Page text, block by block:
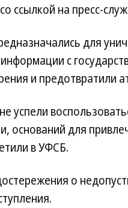
ссылкой на пресс-
для
с
и предотвратили
успели
для
в УФСБ.
о